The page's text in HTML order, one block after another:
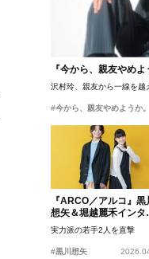
『今から、親友やめ
沢村玲、親友から一線を
#今から、親友やめようか。
『ARCO／アルコ』黒
想矢＆堀越麗禾インタ
ュー
実力派の若手2人を直撃
#黒川想矢